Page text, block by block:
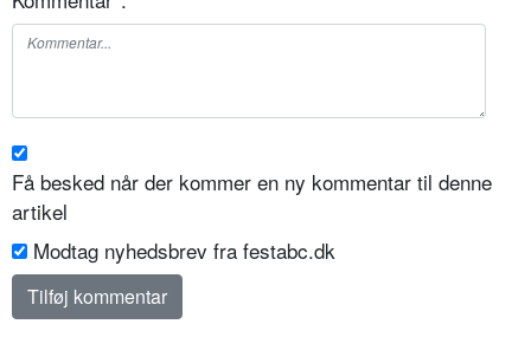
Få besked når der kommer en ny kommentar til denne
artikel
Modtag nyhedsbrev fra festabc.dk